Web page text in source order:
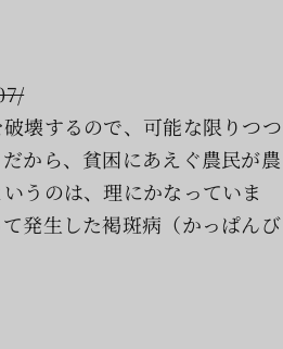
壊するので、可能な限りつつ
から、貧困にあえぐ農民が農
うのは、理にかなっていま
発生した褐斑病（かっぱんび